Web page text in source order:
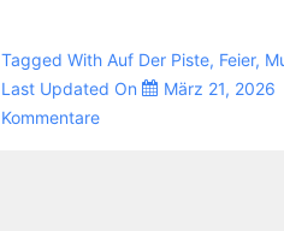
Tagged With Auf Der Piste, Feier,
Last Updated On
März 21, 2026
Kommentare